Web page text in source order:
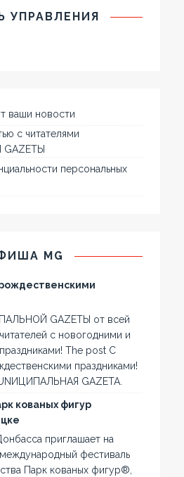
УПРАВЛЕНИЯ
ваши новости
с читателями
персональных
MG
GAZЕТЫ от всей
с новогодними и
The post С
праздниками!
GAZЕТА.
кованых фигур
приглашает на
фестиваль
Парк кованых фигур®,